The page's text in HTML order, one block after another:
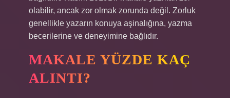
olabilir, ancak zor olmak zorunda değil. Zorluk
genellikle yazarın konuya aşinalığına, yazma
becerilerine ve deneyimine bağlıdır.
MAKALE YÜZDE KAÇ
ALINTI?